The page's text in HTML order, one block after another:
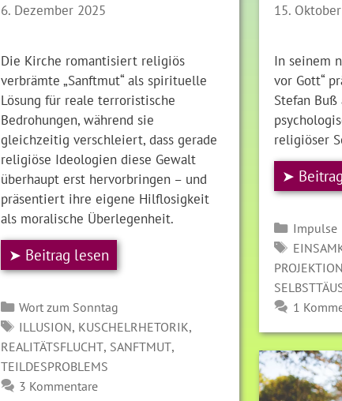
6. Dezember 2025
Die Kirche romantisiert religiös
verbrämte „Sanftmut“ als spirituelle
Lösung für reale terroristische
Bedrohungen, während sie
gleichzeitig verschleiert, dass gerade
religiöse Ideologien diese Gewalt
überhaupt erst hervorbringen – und
präsentiert ihre eigene Hilflosigkeit
als moralische Überlegenheit.
➤ Beitrag lesen
Kategorien
Wort zum Sonntag
SCHLAGWÖRTER
ILLUSION, KUSCHELRHETORIK,
REALITÄTSFLUCHT, SANFTMUT,
TEILDESPROBLEMS
3 Kommentare
15.
In seinem
vor Gott“
Stefan Buß
religiöser
➤
Impulse
PROJEKTION
1